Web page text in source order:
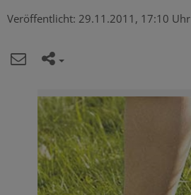
Veröffentlicht: 29.11.2011, 17:10 Uhr